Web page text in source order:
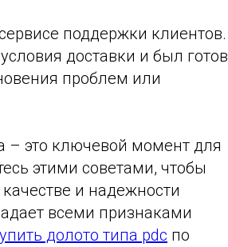
поддержки клиентов.
доставки и был готов
проблем или
– это ключевой момент для
этими советами, чтобы
и надежности
всеми признаками
долото типа pdc по